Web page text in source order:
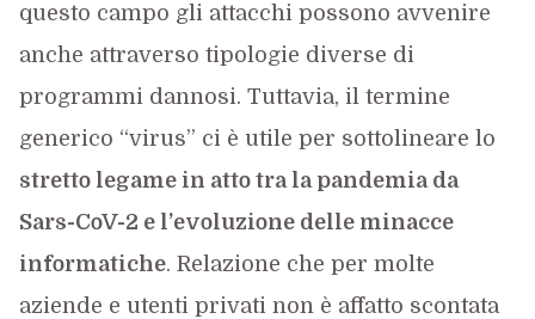
questo campo gli attacchi possono avvenire
anche attraverso tipologie diverse di
programmi dannosi. Tuttavia, il termine
generico “virus” ci è utile per sottolineare lo
stretto legame in atto tra la pandemia da
Sars-CoV-2 e l’evoluzione delle minacce
informatiche. Relazione che per molte
aziende e utenti privati non è affatto scontata